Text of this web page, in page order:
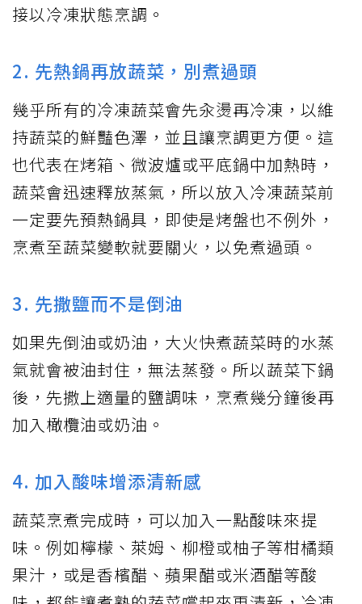
接以冷凍狀態烹調。
2. 先熱鍋再放蔬菜，別煮過頭
幾乎所有的冷凍蔬菜會先汆燙再冷凍，以維
持蔬菜的鮮豔色澤，並且讓烹調更方便。這
也代表在烤箱、微波爐或平底鍋中加熱時，
蔬菜會迅速釋放蒸氣，所以放入冷凍蔬菜前
一定要先預熱鍋具，即使是烤盤也不例外，
烹煮至蔬菜變軟就要關火，以免煮過頭。
3. 先撒鹽而不是倒油
如果先倒油或奶油，大火快煮蔬菜時的水蒸
氣就會被油封住，無法蒸發。所以蔬菜下鍋
後，先撒上適量的鹽調味，烹煮幾分鐘後再
加入橄欖油或奶油。
4. 加入酸味增添清新感
蔬菜烹煮完成時，可以加入一點酸味來提
味。例如檸檬、萊姆、柳橙或柚子等柑橘類
果汁，或是香檳醋、蘋果醋或米酒醋等酸